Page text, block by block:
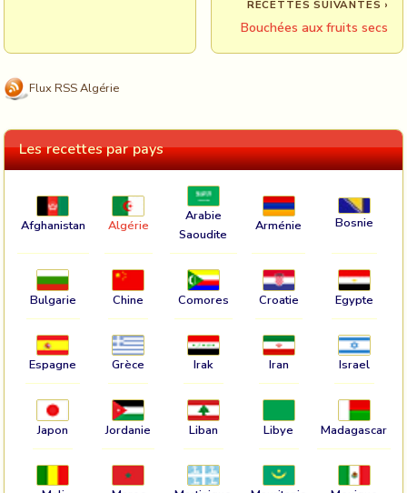
RECETTES SUIVANTES ›
Bouchées aux fruits secs
Flux RSS Algérie
Les recettes par pays
Afghanistan Algérie
Arabie
Saoudite
Arménie Bosnie
Bulgarie Chine Comores Croatie Egypte
Espagne Grèce Irak Iran Israel
Japon Jordanie Liban Libye Madagascar